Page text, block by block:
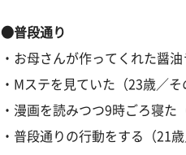
●普段通り
・お母さんが作ってくれた醤
・Mステを見ていた（23歳／そ
・漫画を読みつつ9時ごろ寝た
・普段通りの行動をする（21